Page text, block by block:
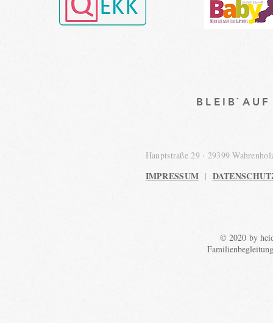
Hauptstraße 29 · 29399
IMPRESSUM |
© 2020 by